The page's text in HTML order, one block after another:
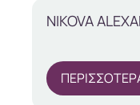
NIKOVA